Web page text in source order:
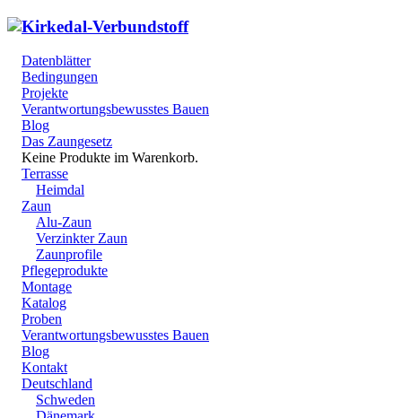
Datenblätter
Bedingungen
Projekte
Verantwortungsbewusstes Bauen
Blog
Das Zaungesetz
Keine Produkte im Warenkorb.
Terrasse
Heimdal
Zaun
Alu-Zaun
Verzinkter Zaun
Zaunprofile
Pflegeprodukte
Montage
Katalog
Proben
Verantwortungsbewusstes Bauen
Blog
Kontakt
Deutschland
Schweden